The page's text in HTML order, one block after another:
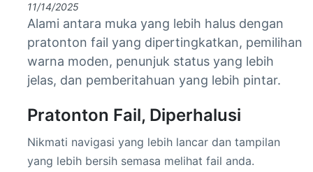
11/14/2025
Alami antara muka yang lebih halus dengan
pratonton fail yang dipertingkatkan, pemilihan
warna moden, penunjuk status yang lebih
jelas, dan pemberitahuan yang lebih pintar.
Pratonton Fail, Diperhalusi
Nikmati navigasi yang lebih lancar dan tampilan
yang lebih bersih semasa melihat fail anda.